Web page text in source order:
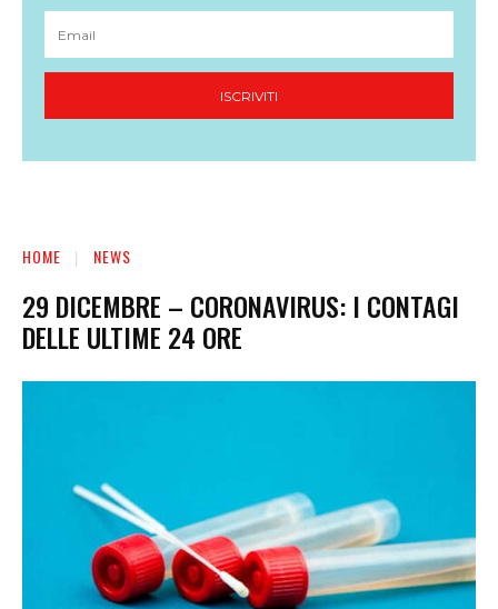
ISCRIVITI